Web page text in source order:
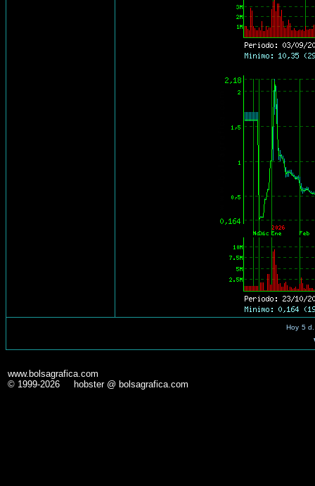
Hoy 5 d.
www.bolsagrafica.com
© 1999-2026 hobster @ bolsagrafica.com